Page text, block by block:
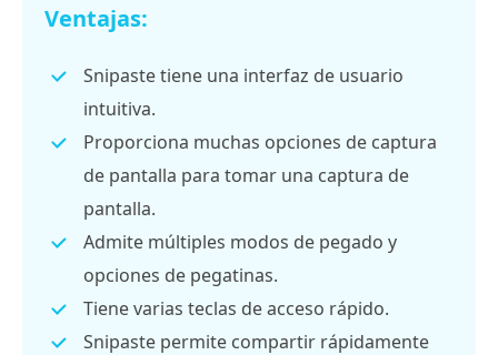
Ventajas:
Snipaste tiene una interfaz de usuario
intuitiva.
Proporciona muchas opciones de captura
de pantalla para tomar una captura de
pantalla.
Admite múltiples modos de pegado y
opciones de pegatinas.
Tiene varias teclas de acceso rápido.
Snipaste permite compartir rápidamente